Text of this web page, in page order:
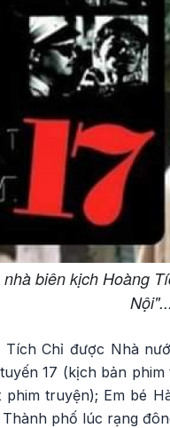
biên kịch Hoàng
Nội"...
Tích Chỉ được Nhà
17 (kịch bản
truyện); Em bé
phố lúc rạng